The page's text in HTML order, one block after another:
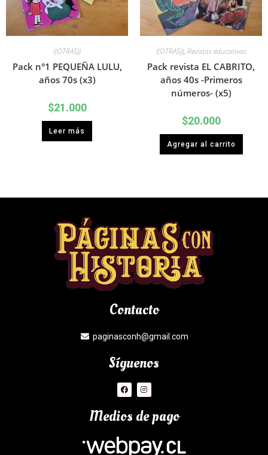
((OTRAS))
Pack n°1 PEQUEÑA LULU,
años 70s (x3)
$21.000
Leer más
((OTRAS)), Revistas educativas
Pack revista EL CABRITO,
años 40s -Primeros
números- (x5)
$20.000
Agregar al carrito
Contacto
paginasconh@gmail.com
Síguenos
Medios de pago